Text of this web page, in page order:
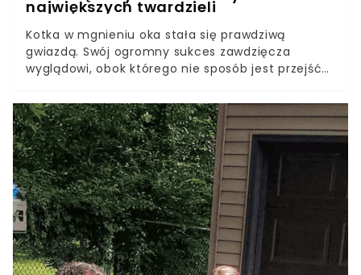
największych twardzieli
Kotka w mgnieniu oka stała się prawdziwą
gwiazdą. Swój ogromny sukces zawdzięcza
wyglądowi, obok którego nie sposób jest przejść
kota na świecie nie przysługuje przecież każdemu
futrzakowi. Widok nieszczęśliwych oczu chwyta
za serce nawet najbardziej odpornych
internautów. Przyjęło się, że oczy są zwierciadłem
duszy, które mówią całą prawdę o człowieku.
Teoretycznie to prawda stara jak świat, która nie
powinna podlegać żadnej dyskusji. Pewien kociak,
który w sieci zyskał imponującą rzeszę odbiorców,
jest jednak dowodem, że smutne oczka, wcale
nie muszą być ściśle związane z trudnościami
losu czy przykrymi doświadczeniami z przeszłości.